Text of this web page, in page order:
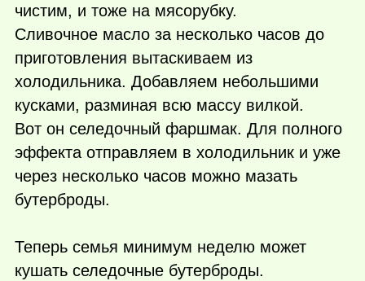
чистим, и тоже на мясорубку.
Сливочное масло за несколько часов до
приготовления вытаскиваем из
холодильника. Добавляем небольшими
кусками, разминая всю массу вилкой.
Вот он селедочный фаршмак. Для полного
эффекта отправляем в холодильник и уже
через несколько часов можно мазать
бутерброды.
Теперь семья минимум неделю может
кушать селедочные бутерброды.